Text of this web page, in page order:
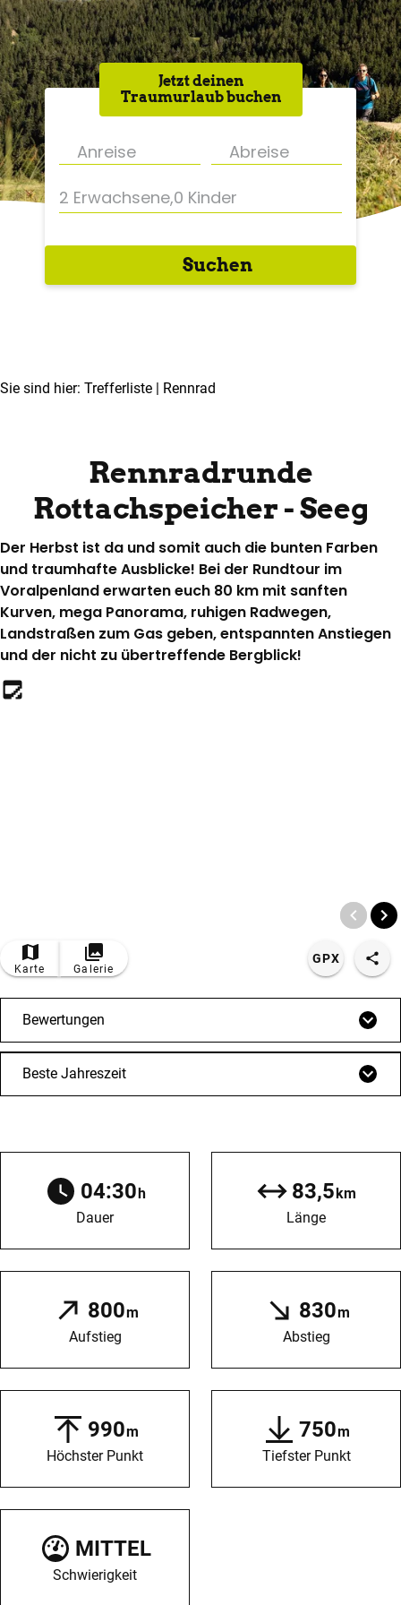
Jetzt deinen
Traumurlaub buchen
2 Erwachsene,0 Kinder
Suchen
Sie sind hier: Trefferliste | Rennrad
Rennradrunde
Rottachspeicher - Seeg
Der Herbst ist da und somit auch die bunten Farben
und traumhafte Ausblicke! Bei der Rundtour im
Voralpenland erwarten euch 80 km mit sanften
Kurven, mega Panorama, ruhigen Radwegen,
Landstraßen zum Gas geben, entspannten Anstiegen
und der nicht zu übertreffende Bergblick!
Karte Galerie
GPX
Bewertungen
Beste Jahreszeit
04:30h
Dauer
83,5km
Länge
800m
Aufstieg
830m
Abstieg
990m
Höchster Punkt
750m
Tiefster Punkt
MITTEL
Schwierigkeit